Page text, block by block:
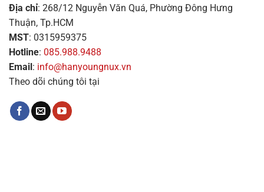
Địa chỉ: 268/12 Nguyễn Văn Quá, Phường Đông Hưng
Thuận, Tp.HCM
MST: 0315959375
Hotline: 085.988.9488
Email : info@hanyoungnux.vn
Theo dõi chúng tôi tại